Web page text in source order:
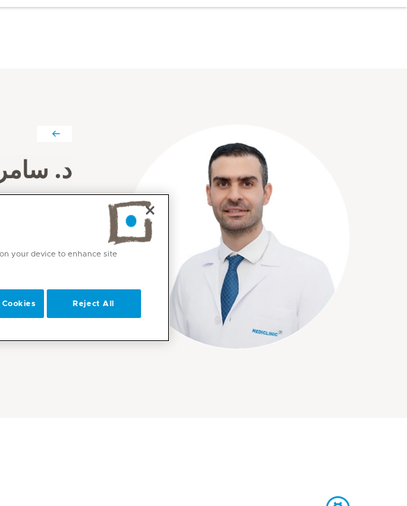
د.
العربية (اللغة
your device to enhance site
Reject All